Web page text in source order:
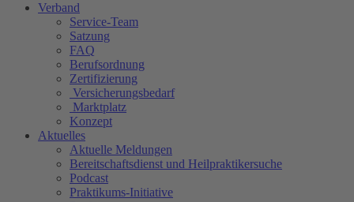
Verband
Service-Team
Satzung
FAQ
Berufsordnung
Zertifizierung
Versicherungsbedarf
Marktplatz
Konzept
Aktuelles
Aktuelle Meldungen
Bereitschaftsdienst und Heilpraktikersuche
Podcast
Praktikums-Initiative